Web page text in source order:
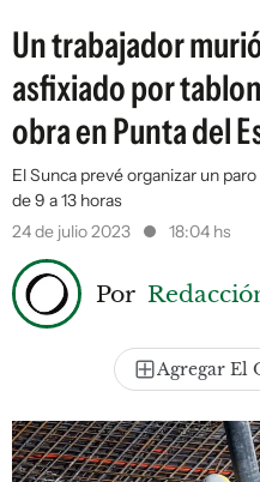
Un trabajador
asfixiado por
obra en Punta del
El Sunca prevé organizar un
de 9 a 13 horas
24 de julio 2023
18:04 hs
Por
Agregar El